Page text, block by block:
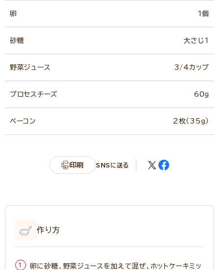
卵 1個
砂糖 大さじ1
野菜ジュース 3/4カップ
プロセスチーズ 60ｇ
ベーコン 2枚（35ｇ）
印刷 SNSに送る
作り方
卵に砂糖、野菜ジュースを加えて混ぜ、ホットケーキミッ